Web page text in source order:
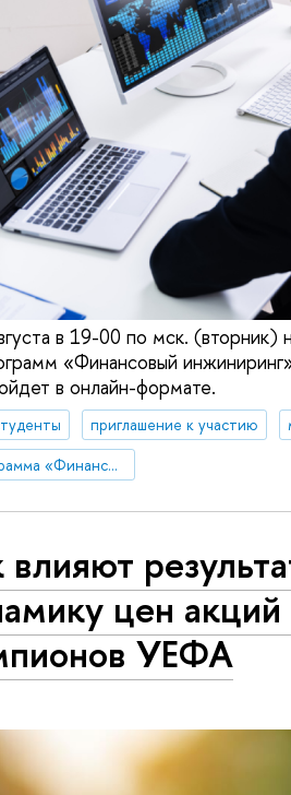
в 19-00 по мск. (вторник)
«Финансовый
в онлайн-формате.
приглашение к участию
Магистерская программа «Финансовый инжиниринг»
влияют
цен
УЕФА